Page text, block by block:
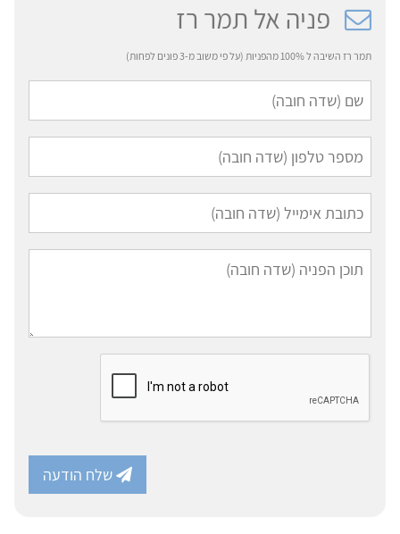
פניה אל תמר רז
תמר רז השיבה ל 100% מהפניות (על פי משוב מ-3 פונים לפחות)
שלח הודעה